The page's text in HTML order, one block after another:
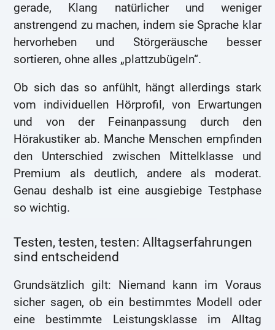
gerade, Klang natürlicher und weniger
anstrengend zu machen, indem sie Sprache klar
hervorheben und Störgeräusche besser
sortieren, ohne alles „plattzubügeln“.
Ob sich das so anfühlt, hängt allerdings stark
vom individuellen Hörprofil, von Erwartungen
und von der Feinanpassung durch den
Hörakustiker ab. Manche Menschen empfinden
den Unterschied zwischen Mittelklasse und
Premium als deutlich, andere als moderat.
Genau deshalb ist eine ausgiebige Testphase
so wichtig.
Testen, testen, testen: Alltagserfahrungen
sind entscheidend
Grundsätzlich gilt: Niemand kann im Voraus
sicher sagen, ob ein bestimmtes Modell oder
eine bestimmte Leistungsklasse im Alltag